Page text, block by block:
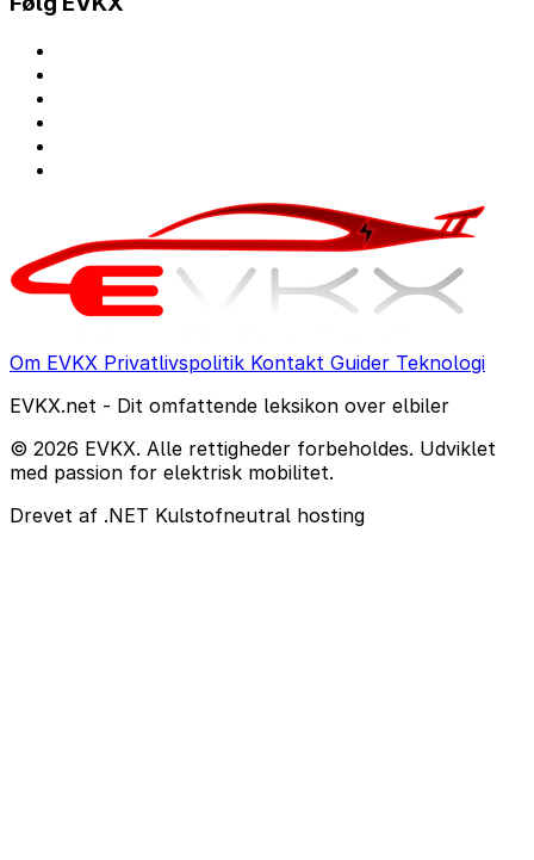
Om EVKX Privatlivspolitik Kontakt Guider Teknologi
EVKX.net - Dit omfattende leksikon over elbiler
© 2026 EVKX. Alle rettigheder forbeholdes. Udviklet
med passion for elektrisk mobilitet.
Drevet af .NET Kulstofneutral hosting